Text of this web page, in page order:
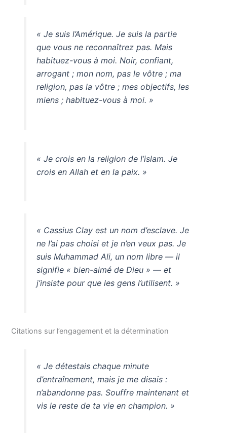
« Je suis l’Amérique. Je suis la partie
que vous ne reconnaîtrez pas. Mais
habituez-vous à moi. Noir, confiant,
arrogant ; mon nom, pas le vôtre ; ma
religion, pas la vôtre ; mes objectifs, les
miens ; habituez-vous à moi. »
« Je crois en la religion de l’islam. Je
crois en Allah et en la paix. »
« Cassius Clay est un nom d’esclave. Je
ne l’ai pas choisi et je n’en veux pas. Je
suis Muhammad Ali, un nom libre — il
signifie « bien-aimé de Dieu » — et
j’insiste pour que les gens l’utilisent. »
Citations sur l’engagement et la détermination
« Je détestais chaque minute
d’entraînement, mais je me disais :
n’abandonne pas. Souffre maintenant et
vis le reste de ta vie en champion. »